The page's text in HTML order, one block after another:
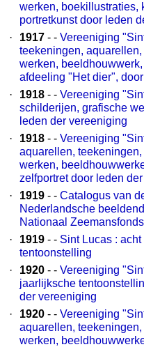
werken, boekillustraties,
portretkunst door leden
·
1917 - - Vereeniging
teekeningen,
werken,
afdeeling "Het dier",
·
1918 - - Vereeniging
schilderijen, grafische
leden der vereeniging
·
1918 - - Vereeniging
aquarellen,
werken,
zelfportret door leden
·
1919 - - Catalogus van
Nederlandsche
Nationaal
·
1919 - - Sint Lucas :
tentoonstelling
·
1920 - - Vereeniging
jaarlijksche
der vereeniging
·
1920 - - Vereeniging
aquarellen,
werken,